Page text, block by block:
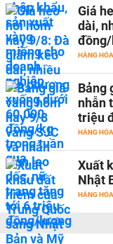
Giá
dài,
HÀNG HÓA
Bảng
nhẫn
triệu
HÀNG HÓA
Xuất
Nhật
HÀNG HÓA